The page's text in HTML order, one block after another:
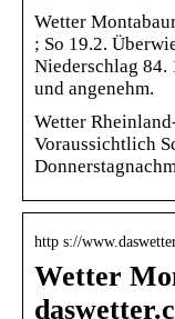
Wetter
; So 19.2.
Niederschlag 84.
und angenehm.
Wetter
Voraussichtlich
http s://
Wetter